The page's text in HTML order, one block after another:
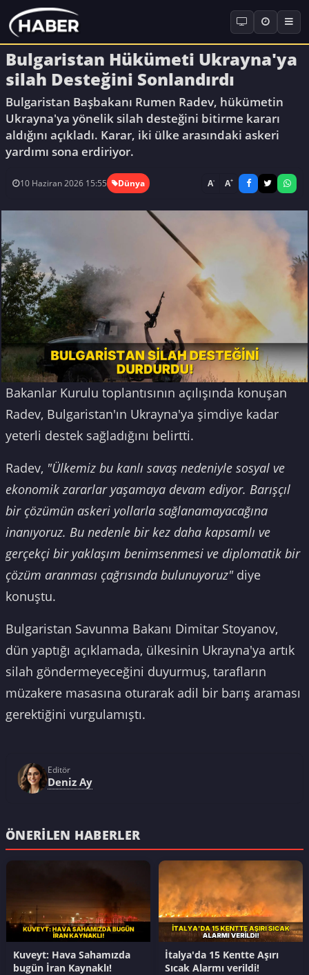
Bulgaristan Hükümeti Ukrayna'ya
silah Desteğini Sonlandırdı
Bulgaristan Başbakanı Rumen Radev, hükümetin
Ukrayna'ya yönelik silah desteğini bitirme kararı
aldığını açıkladı. Karar, iki ülke arasındaki askeri
yardımı sona erdiriyor.
10 Haziran 2026 15:55 Dünya A- A+
Bakanlar Kurulu toplantısının açılışında konuşan
Radev, Bulgaristan'ın Ukrayna'ya şimdiye kadar
yeterli destek sağladığını belirtti.
Radev, "Ülkemiz bu kanlı savaş nedeniyle sosyal ve
ekonomik zararlar yaşamaya devam ediyor. Barışçıl
bir çözümün askeri yollarla sağlanamayacağına
inanıyoruz. Bu nedenle bir kez daha kapsamlı ve
gerçekçi bir yaklaşım benimsenmesi ve diplomatik bir
çözüm aranması çağrısında bulunuyoruz"diye
konuştu.
Bulgaristan Savunma Bakanı Dimitar Stoyanov,
dün yaptığı açıklamada, ülkesinin Ukrayna'ya artık
silah göndermeyeceğini duyurmuş, tarafların
müzakere masasına oturarak adil bir barış araması
gerektiğini vurgulamıştı.
Editör
Deniz Ay
ÖNERILEN HABERLER
Kuveyt: Hava Sahamızda
bugün İran Kaynaklı!
İtalya'da 15 Kentte Aşırı
Sıcak Alarmı verildi!